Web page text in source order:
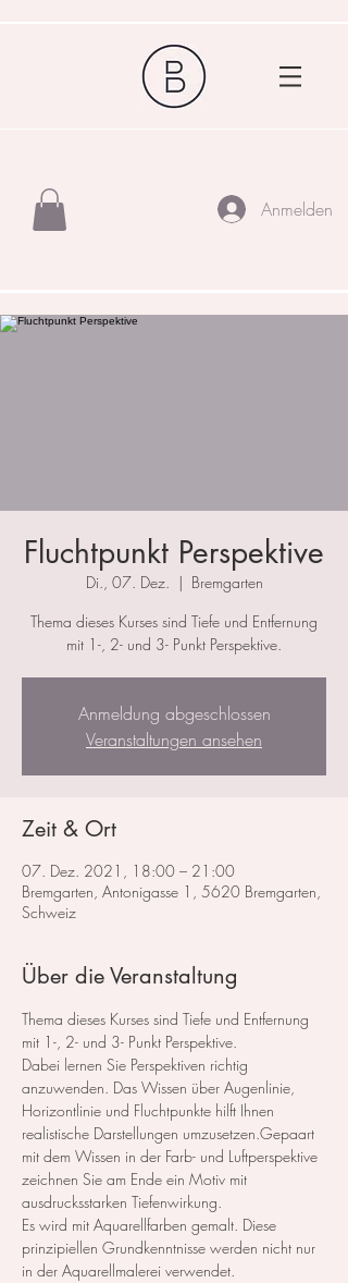
Anmelden
Fluchtpunkt Perspektive
Di., 07. Dez.
  |
Bremgarten
Thema dieses Kurses sind Tiefe und Entfernung
mit 1-, 2- und 3- Punkt Perspektive.
Anmeldung abgeschlossen
Veranstaltungen ansehen
Zeit & Ort
07. Dez. 2021, 18:00 – 21:00
Bremgarten, Antonigasse 1, 5620 Bremgarten,
Schweiz
Über die Veranstaltung
Thema dieses Kurses sind Tiefe und Entfernung
mit 1-, 2- und 3- Punkt Perspektive.
Dabei lernen Sie Perspektiven richtig
anzuwenden. Das Wissen über Augenlinie,
Horizontlinie und Fluchtpunkte hilft Ihnen
realistische Darstellungen umzusetzen.Gepaart
mit dem Wissen in der Farb- und Luftperspektive
zeichnen Sie am Ende ein Motiv mit
ausdrucksstarken Tiefenwirkung.
​Es wird mit Aquarellfarben gemalt. Diese
prinzipiellen Grundkenntnisse werden nicht nur
in der Aquarellmalerei verwendet.